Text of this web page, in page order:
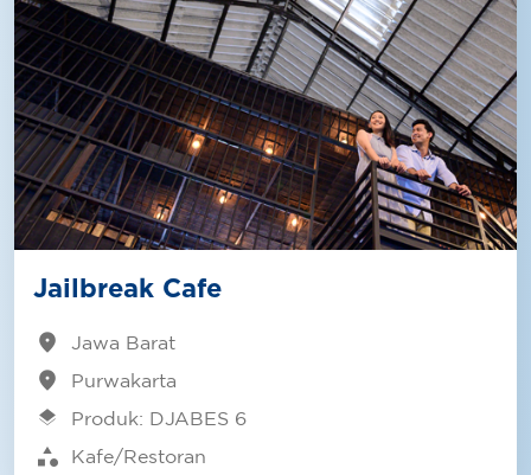
Jailbreak Cafe
location_on Jawa Barat
location_on Purwakarta
layers Produk: DJABES 6
category Kafe/Restoran